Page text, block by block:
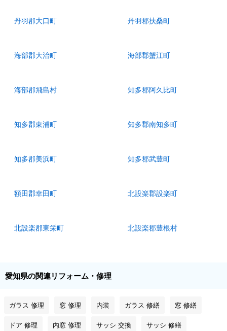
丹羽郡大口町 丹羽郡扶桑町
海部郡大治町 海部郡蟹江町
海部郡飛島村 知多郡阿久比町
知多郡東浦町 知多郡南知多町
知多郡美浜町 知多郡武豊町
額田郡幸田町 北設楽郡設楽町
北設楽郡東栄町 北設楽郡豊根村
愛知県の関連リフォーム・修理
ガラス 修理 窓 修理 内装 ガラス 修繕 窓 修繕
ドア 修理 内窓 修理 サッシ 交換 サッシ 修繕